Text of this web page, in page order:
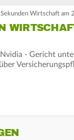
Wirtschaft am
- Gericht